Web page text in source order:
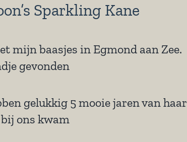
Sparkling Kane
mijn baasjes in Egmond aan Zee.
gevonden
gelukkig 5 mooie jaren van haar
ons kwam